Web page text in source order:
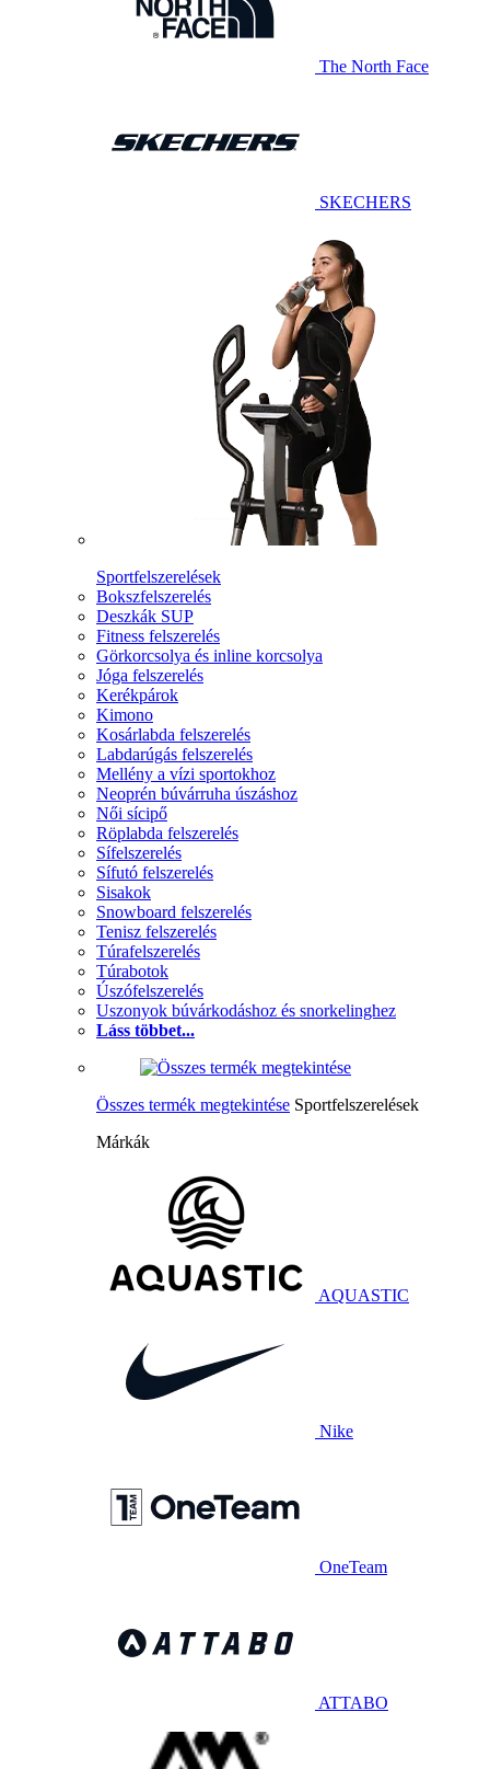
The North Face
SKECHERS
Sportfelszerelések
Bokszfelszerelés
Deszkák SUP
Fitness felszerelés
Görkorcsolya és inline korcsolya
Jóga felszerelés
Kerékpárok
Kimono
Kosárlabda felszerelés
Labdarúgás felszerelés
Mellény a vízi sportokhoz
Neoprén búvárruha úszáshoz
Női sícipő
Röplabda felszerelés
Sífelszerelés
Sífutó felszerelés
Sisakok
Snowboard felszerelés
Tenisz felszerelés
Túrafelszerelés
Túrabotok
Úszófelszerelés
Uszonyok búvárkodáshoz és snorkelinghez
Láss többet...
Összes termék megtekintése Sportfelszerelések
Márkák
AQUASTIC
Nike
OneTeam
ATTABO